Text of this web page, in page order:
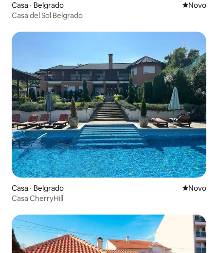
Casa ⋅ Belgrado Novo
Novo
Casa del Sol Belgrado
Casa ⋅ Belgrado Novo
Novo
Casa CherryHill